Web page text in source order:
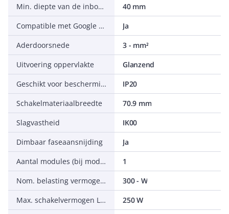
Min. diepte van de inbouwdoos
40 mm
Compatible met Google Assistant
Ja
Aderdoorsnede
3 - mm²
Uitvoering oppervlakte
Glanzend
Geschikt voor beschermingsgraad (IP)
IP20
Schakelmateriaalbreedte
70.9 mm
Slagvastheid
IK00
Dimbaar faseaansnijding
Ja
Aantal modules (bij modulair systeem)
1
Nom. belasting vermogensweerstand
300 - W
Max. schakelvermogen LED
250 W